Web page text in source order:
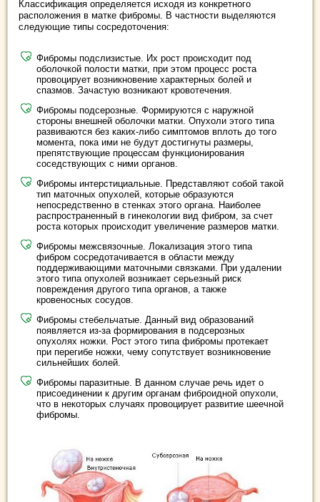
Классификация определяется исходя из конкретного
расположения в матке фибромы. В частности выделяются
следующие типы сосредоточения:
Фибромы подслизистые. Их рост происходит под
оболочкой полости матки, при этом процесс роста
провоцирует возникновение характерных болей и
спазмов. Зачастую возникают кровотечения.
Фибромы подсерозные. Формируются с наружной
стороны внешней оболочки матки. Опухоли этого типа
развиваются без каких-либо симптомов вплоть до того
момента, пока ими не будут достигнуты размеры,
препятствующие процессам функционирования
соседствующих с ними органов.
Фибромы интерстициальные. Представляют собой такой
тип маточных опухолей, которые образуются
непосредственно в стенках этого органа. Наиболее
распространенный в гинекологии вид фибром, за счет
роста которых происходит увеличение размеров матки.
Фибромы межсвязочные. Локализация этого типа
фибром сосредотачивается в области между
поддерживающими маточными связками. При удалении
этого типа опухолей возникает серьезный риск
повреждения другого типа органов, а также
кровеносных сосудов.
Фибромы стебельчатые. Данный вид образований
появляется из-за формирования в подсерозных
опухолях ножки. Рост этого типа фибромы протекает
при перегибе ножки, чему сопутствует возникновение
сильнейших болей.
Фибромы паразитные. В данном случае речь идет о
присоединении к другим органам фиброидной опухоли,
что в некоторых случаях провоцирует развитие шеечной
фибромы.